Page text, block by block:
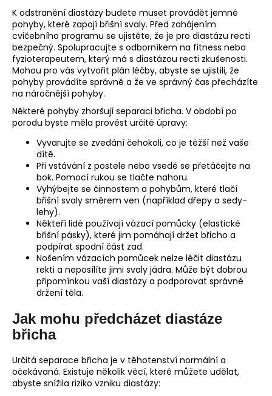
K odstranění diastázy budete muset provádět jemné
pohyby, které zapojí břišní svaly. Před zahájením
cvičebního programu se ujistěte, že je pro diastázu recti
bezpečný. Spolupracujte s odborníkem na fitness nebo
fyzioterapeutem, který má s diastázou recti zkušenosti.
Mohou pro vás vytvořit plán léčby, abyste se ujistili, že
pohyby provádíte správně a že ve správný čas přecházíte
na náročnější pohyby.
Některé pohyby zhoršují separaci břicha. V období po
porodu byste měla provést určité úpravy:
Vyvarujte se zvedání čehokoli, co je těžší než vaše
dítě.
Při vstávání z postele nebo vsedě se přetáčejte na
bok. Pomocí rukou se tlačte nahoru.
Vyhýbejte se činnostem a pohybům, které tlačí
břišní svaly směrem ven (například dřepy a sedy-
lehy).
Někteří lidé používají vázací pomůcky (elastické
břišní pásky), které jim pomáhají držet břicho a
podpírat spodní část zad.
Nošením vázacích pomůcek nelze léčit diastázu
rekti a neposílíte jimi svaly jádra. Může být dobrou
připomínkou vaší diastázy a podporovat správné
držení těla.
Jak mohu předcházet diastáze
břicha
Určitá separace břicha je v těhotenství normální a
očekávaná. Existuje několik věcí, které můžete udělat,
abyste snížila riziko vzniku diastázy: